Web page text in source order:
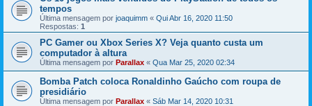
tempos
Última mensagem por joaquimm « Qui Abr 16, 2020 11:50
Respostas: 1
PC Gamer ou Xbox Series X? Veja quanto custa um
computador à altura
Última mensagem por Parallax « Qua Mar 25, 2020 02:34
Bomba Patch coloca Ronaldinho Gaúcho com roupa de
presidiário
Última mensagem por Parallax « Sáb Mar 14, 2020 10:31